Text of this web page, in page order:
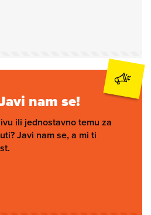
nam se!
ili jednostavno temu za
Javi nam se, a mi ti